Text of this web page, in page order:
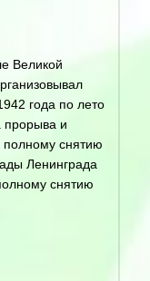
Великой
года по лето
прорыва и
полному снятию
Ленинграда
снятию